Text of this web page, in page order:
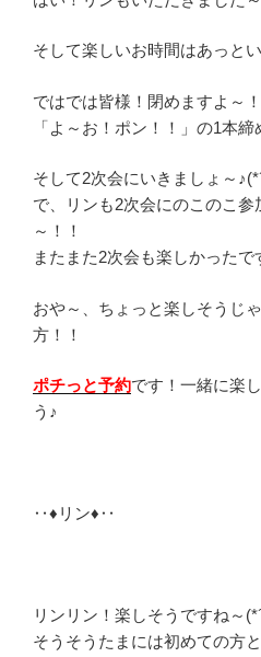
そして楽しいお時間はあっと
ではでは皆様！閉めますよ～！
「よ～お！ポン！！」の1本締
そして2次会にいきましょ～
で、リンも2次会にのこのこ参
～！！
またまた2次会も楽しかったで
おや～、ちょっと楽しそうじ
方！！
ポチっと予約です！一緒に楽
う♪
‥♦リン♦‥
リンリン！楽しそうですね～
そうそうたまには初めての方